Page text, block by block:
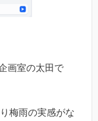
画室の太田で
梅雨の実感がな